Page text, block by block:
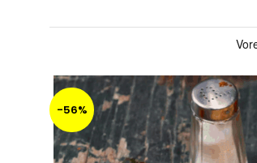
-56%